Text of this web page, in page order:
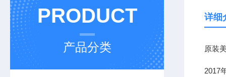
PRODUCT
产品分类
详细
原装
2017